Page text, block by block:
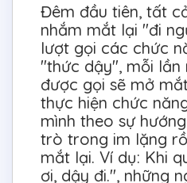
Đêm đầu tiên, tất
nhắm mắt lại "đi
lượt gọi các chức
"thức dậy", mỗi lần
được gọi sẽ mở
thực hiện chức
mình theo sự
trò trong im lặng
mắt lại. Ví dụ: Khi
ơi, dậy đi.", những